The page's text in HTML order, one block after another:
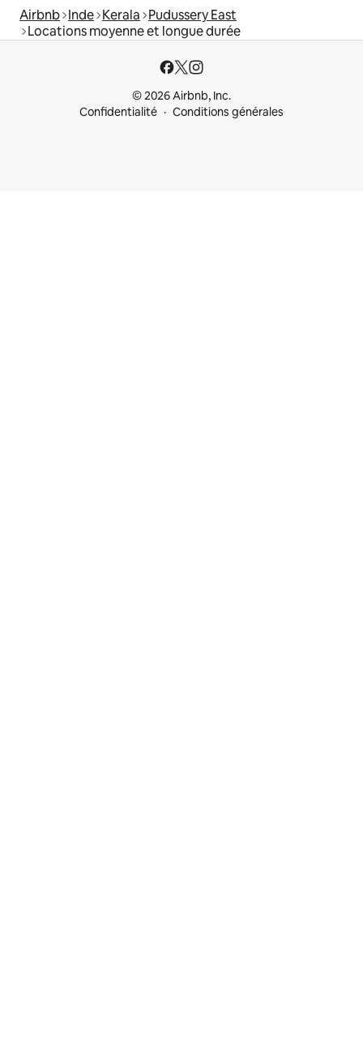
Airbnb Inde Kerala Pudussery East
Locations moyenne et longue durée
© 2026 Airbnb, Inc.
Confidentialité
Conditions générales